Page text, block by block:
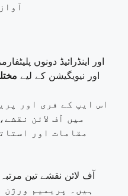
اور نیویگیشن کے لیے
اس ایپ کے فری اور
میں آف لائن
مقامات اور
آف لائن نقشے تین مرتبہ
ہیں۔ پریمیم